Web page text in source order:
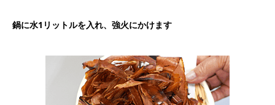
鍋に水1リットルを入れ、強火にかけます